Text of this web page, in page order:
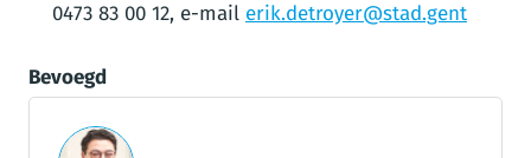
0473 83 00 12, e-mail erik.detroyer@stad.gent
Bevoegd